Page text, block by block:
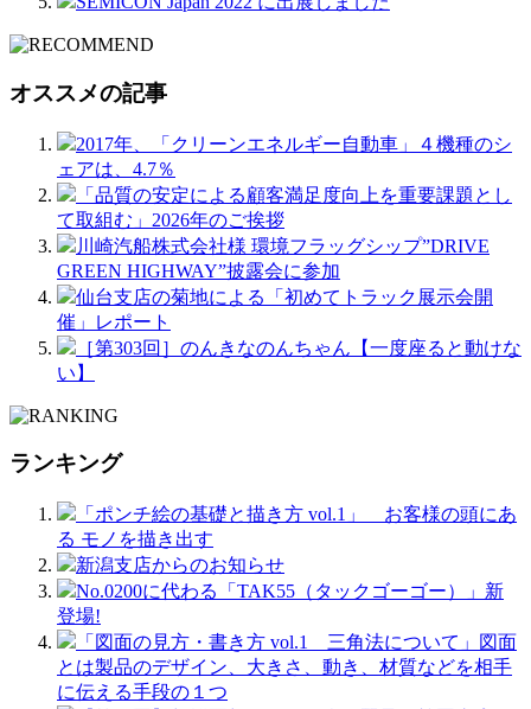
オススメの記事
2017年、「クリーンエネルギー自動車」４機種のシ
ェアは、4.7％
「品質の安定による顧客満足度向上を重要課題とし
て取組む」2026年のご挨拶
川崎汽船株式会社様 環境フラッグシップ”DRIVE
GREEN HIGHWAY”披露会に参加
仙台支店の菊地による「初めてトラック展示会開
催」レポート
［第303回］のんきなのんちゃん【一度座ると動けな
い】
ランキング
「ポンチ絵の基礎と描き方 vol.1」 お客様の頭にあ
る モノを描き出す
新潟支店からのお知らせ
No.0200に代わる「TAK55（タックゴーゴー）」新
登場!
「図面の見方・書き方 vol.1 三角法について」図面
とは製品のデザイン、大きさ、動き、材質などを相手
に伝える手段の１つ